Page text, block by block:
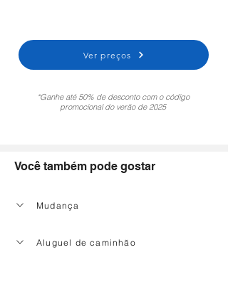
Ver preços
*Ganhe até 50% de desconto com o código
promocional do verão de 2025
Você também pode gostar
Mudança
Aluguel de caminhão